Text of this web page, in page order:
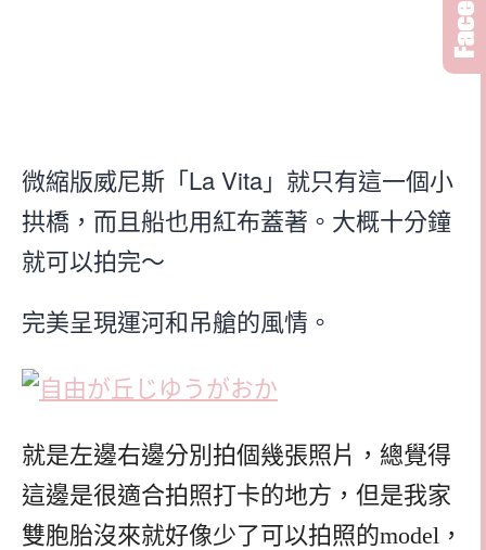
微縮版威尼斯「 La Vita 」就只有這一個小
拱橋，而且船也用紅布蓋著。大概十分鐘
就可以拍完～
完美呈現運河和吊艙的風情。
就是左邊右邊分別拍個幾張照片，總覺得
這邊是很適合拍照打卡的地方，但是我家
雙胞胎沒來就好像少了可以拍照的model，